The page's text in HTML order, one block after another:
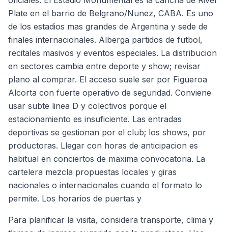
Plate en el barrio de Belgrano/Nunez, CABA. Es uno
de los estadios mas grandes de Argentina y sede de
finales internacionales. Alberga partidos de futbol,
recitales masivos y eventos especiales. La distribucion
en sectores cambia entre deporte y show; revisar
plano al comprar. El acceso suele ser por Figueroa
Alcorta con fuerte operativo de seguridad. Conviene
usar subte linea D y colectivos porque el
estacionamiento es insuficiente. Las entradas
deportivas se gestionan por el club; los shows, por
productoras. Llegar con horas de anticipacion es
habitual en conciertos de maxima convocatoria. La
cartelera mezcla propuestas locales y giras
nacionales o internacionales cuando el formato lo
permite. Los horarios de puertas y
Para planificar la visita, considera transporte, clima y